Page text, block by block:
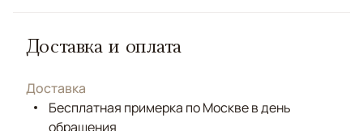
Доставка и оплата
Доставка
Бесплатная примерка по Москве в день
обращения